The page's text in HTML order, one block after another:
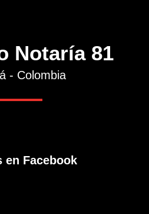
Notaría 81
- Colombia
en Facebook